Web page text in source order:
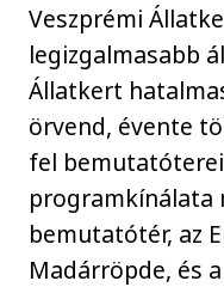
Veszprémi
legizgalmasabb
Állatkert
örvend, évente
fel
programkínálata
bemutatótér, az
Madárröpde, és